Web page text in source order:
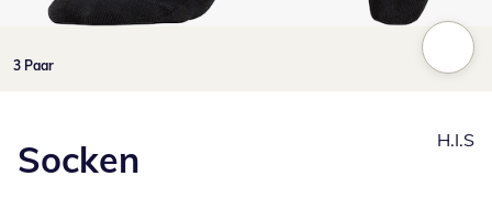
3 Paar
Socken H.I.S